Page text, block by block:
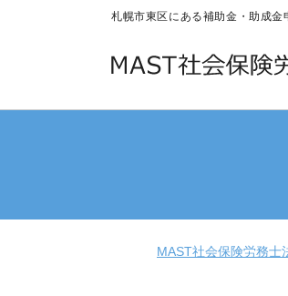
札幌市東区にある補助金・助成金
MAST社会保険労務士